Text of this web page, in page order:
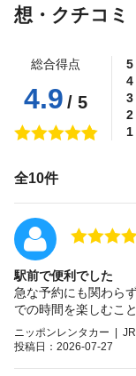
想・クチコミ
総合得点
4.9 / 5
5
4
3
2
1
全10件
駅前で便利でした
急な予約にも関わら
での時間を楽しむこ
ニッポンレンタカー |
投稿日：2026-07-27